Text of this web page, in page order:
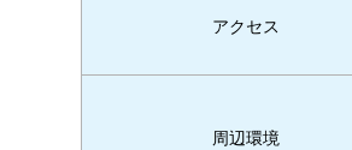
アクセス
周辺環境